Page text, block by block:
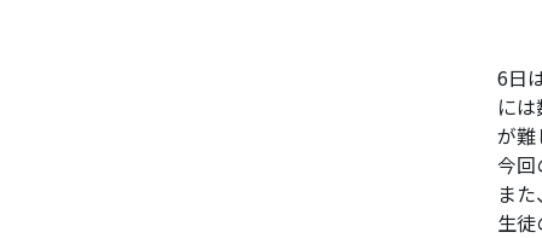
6日
に
が難
今回
ま
生